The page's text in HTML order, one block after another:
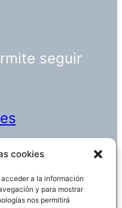
cookies
a la información
y para mostrar
nos permitirá
seguir
WordPress